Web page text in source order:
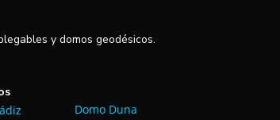
y domos geodésicos.
Domo Duna